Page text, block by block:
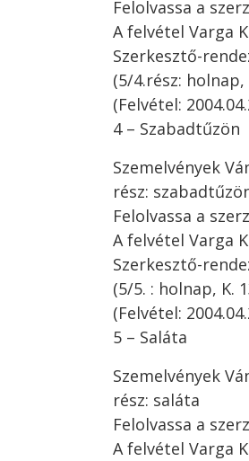
Felolvassa a
A felvétel Varga
Szerkesztő-
(5/4.rész: holnap,
(Felvétel:
4 – Szabadtűzön
Szemelvények
rész:
Felolvassa a
A felvétel Varga
Szerkesztő-
(5/5. : holnap, K.
(Felvétel:
5 – Saláta
Szemelvények
rész: saláta
Felolvassa a
A felvétel Varga